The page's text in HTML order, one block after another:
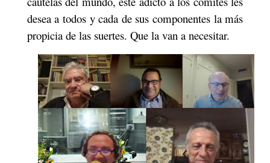
desea a todos y cada de sus componentes la más
propicia de las suertes. Que la van a necesitar.